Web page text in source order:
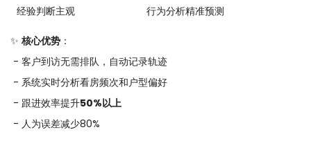
经验判断主观
行为分析精准预测
✨ 核心优势 ：
- 客户到访无需排队，自动记录轨迹
- 系统实时分析看房频次和户型偏好
- 跟进效率提升50%以上
- 人为误差减少80%